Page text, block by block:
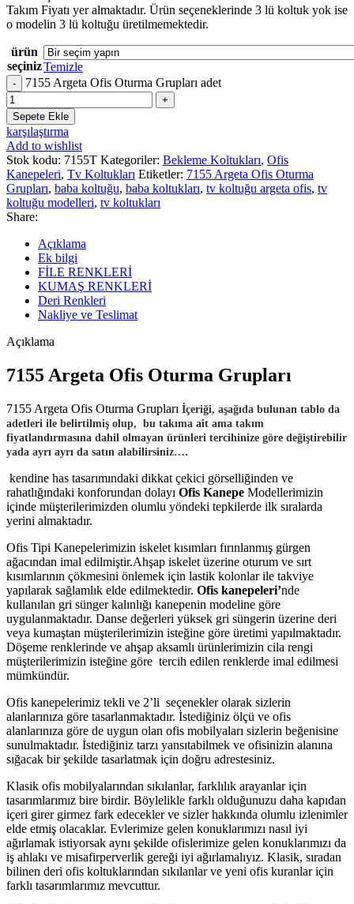
Takım Fiyatı yer almaktadır. Ürün seçeneklerinde 3 lü koltuk yok ise
o modelin 3 lü koltuğu üretilmemektedir.
ürün
seçinizTemizle
7155 Argeta Ofis Oturma Grupları adet
Sepete Ekle
karşılaştırma
Add to wishlist
Stok kodu: 7155T Kategoriler: Bekleme Koltukları, Ofis
Kanepeleri, Tv Koltukları Etiketler: 7155 Argeta Ofis Oturma
Grupları, baba koltuğu, baba koltukları, tv koltuğu argeta ofis, tv
koltuğu modelleri, tv koltukları
Share:
Açıklama
Ek bilgi
FİLE RENKLERİ
KUMAŞ RENKLERİ
Deri Renkleri
Nakliye ve Teslimat
Açıklama
7155 Argeta Ofis Oturma Grupları
7155 Argeta Ofis Oturma Grupları İçeriği, aşağıda bulunan tablo da
adetleri ile belirtilmiş olup, bu takıma ait ama takım
fiyatlandırmasına dahil olmayan ürünleri tercihinize göre değiştirebilir
yada ayrı ayrı da satın alabilirsiniz….
kendine has tasarımındaki dikkat çekici görselliğinden ve
rahatlığındaki konforundan dolayı Ofis Kanepe Modellerimizin
içinde müşterilerimizden olumlu yöndeki tepkilerde ilk sıralarda
yerini almaktadır.
Ofis Tipi Kanepelerimizin iskelet kısımları fırınlanmış gürgen
ağacından imal edilmiştir.Ahşap iskelet üzerine oturum ve sırt
kısımlarının çökmesini önlemek için lastik kolonlar ile takviye
yapılarak sağlamlık elde edilmektedir. Ofis kanepeleri’nde
kullanılan gri sünger kalınlığı kanepenin modeline göre
uygulanmaktadır. Danse değerleri yüksek gri süngerin üzerine deri
veya kumaştan müşterilerimizin isteğine göre üretimi yapılmaktadır.
Döşeme renklerinde ve ahşap aksamlı ürünlerimizin cila rengi
müşterilerimizin isteğine göre tercih edilen renklerde imal edilmesi
mümkündür.
Ofis kanepelerimiz tekli ve 2’li seçenekler olarak sizlerin
alanlarınıza göre tasarlanmaktadır. İstediğiniz ölçü ve ofis
alanlarınıza göre de uygun olan ofis mobilyaları sizlerin beğenisine
sunulmaktadır. İstediğiniz tarzı yansıtabilmek ve ofisinizin alanına
sığacak bir şekilde tasarlatmak için doğru adrestesiniz.
Klasik ofis mobilyalarından sıkılanlar, farklılık arayanlar için
tasarımlarımız bire birdir. Böylelikle farklı olduğunuzu daha kapıdan
içeri girer girmez fark edecekler ve sizler hakkında olumlu izlenimler
elde etmiş olacaklar. Evlerimize gelen konuklarımızı nasıl iyi
ağırlamak istiyorsak aynı şekilde ofislerimize gelen konuklarımızı da
iş ahlakı ve misafirperverlik gereği iyi ağırlamalıyız. Klasik, sıradan
bilinen deri ofis koltuklarından sıkılanlar ve yeni ofis kuranlar için
farklı tasarımlarımız mevcuttur.